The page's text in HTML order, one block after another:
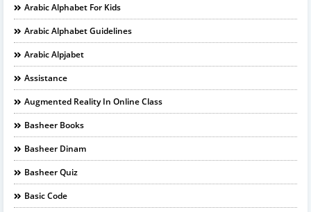
Arabic Alphabet For Kids
Arabic Alphabet Guidelines
Arabic Alpjabet
Assistance
Augmented Reality In Online Class
Basheer Books
Basheer Dinam
Basheer Quiz
Basic Code